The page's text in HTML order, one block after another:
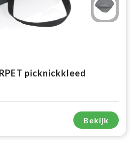
picknickkleed
Bekijk